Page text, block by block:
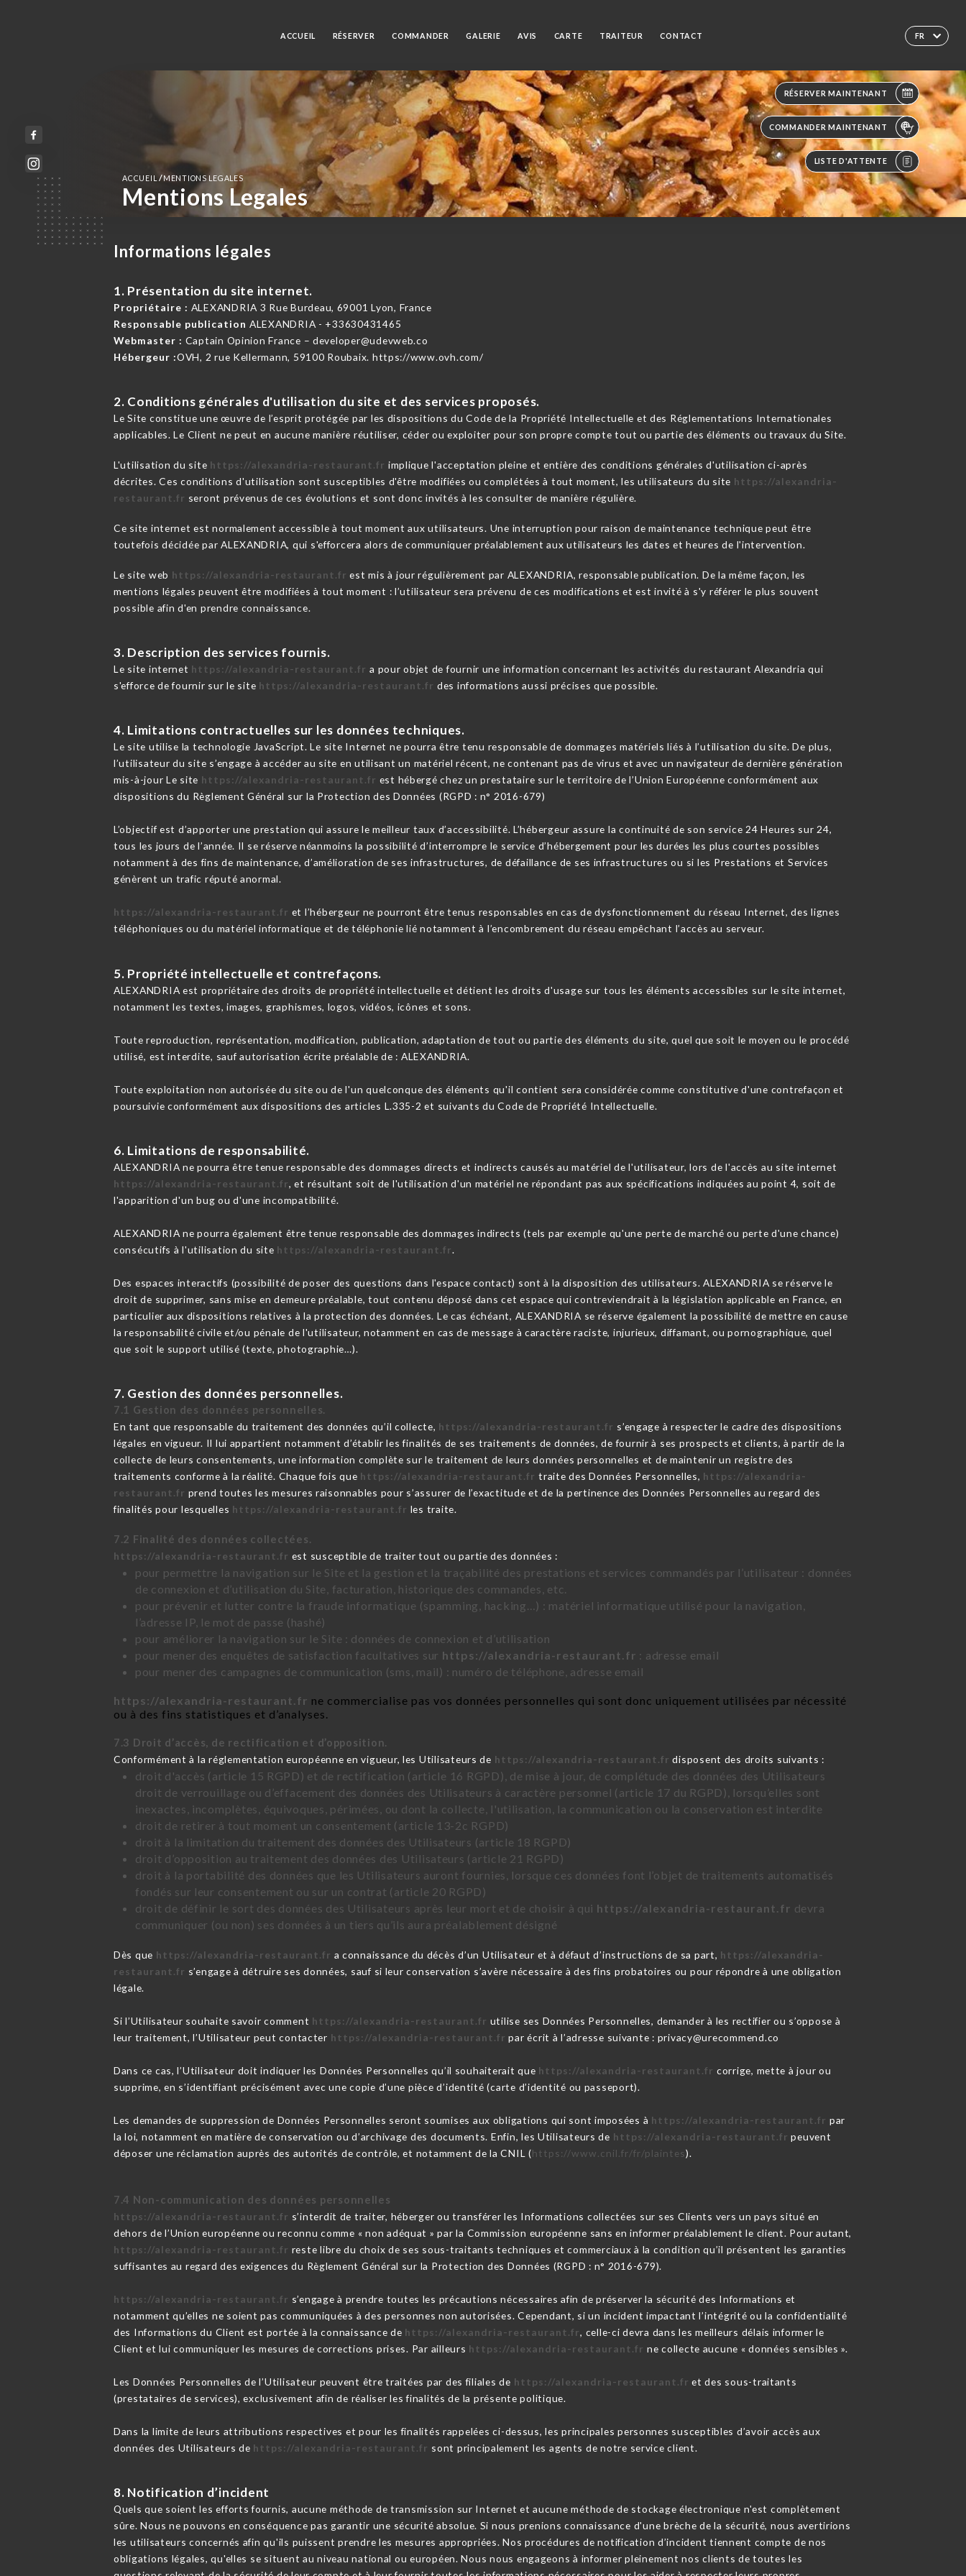
FR
ACCUEIL RÉSERVER COMMANDER GALERIE AVIS CARTE TRAITEUR CONTACT
RÉSERVER MAINTENANT
COMMANDER MAINTENANT
LISTE D'ATTENTE
ACCUEIL/MENTIONS LEGALES
Mentions Legales
Informations légales
1. Présentation du site internet.
Propriétaire : ALEXANDRIA 3 Rue Burdeau, 69001 Lyon, France
Responsable publication ALEXANDRIA - +33630431465
Webmaster : Captain Opinion France – developer@udevweb.co
Hébergeur :OVH, 2 rue Kellermann, 59100 Roubaix. https://www.ovh.com/
2. Conditions générales d'utilisation du site et des services proposés.
Le Site constitue une œuvre de l’esprit protégée par les dispositions du Code de la Propriété Intellectuelle et des Réglementations Internationales
applicables. Le Client ne peut en aucune manière réutiliser, céder ou exploiter pour son propre compte tout ou partie des éléments ou travaux du Site.
L'utilisation du site https://alexandria-restaurant.fr implique l'acceptation pleine et entière des conditions générales d'utilisation ci-après
décrites. Ces conditions d'utilisation sont susceptibles d'être modifiées ou complétées à tout moment, les utilisateurs du site https://alexandria-
restaurant.fr seront prévenus de ces évolutions et sont donc invités à les consulter de manière régulière.
Ce site internet est normalement accessible à tout moment aux utilisateurs. Une interruption pour raison de maintenance technique peut être
toutefois décidée par ALEXANDRIA, qui s'efforcera alors de communiquer préalablement aux utilisateurs les dates et heures de l'intervention.
Le site web https://alexandria-restaurant.fr est mis à jour régulièrement par ALEXANDRIA, responsable publication. De la même façon, les
mentions légales peuvent être modifiées à tout moment : l’utilisateur sera prévenu de ces modifications et est invité à s'y référer le plus souvent
possible afin d'en prendre connaissance.
3. Description des services fournis.
Le site internet https://alexandria-restaurant.fr a pour objet de fournir une information concernant les activités du restaurant Alexandria qui
s'efforce de fournir sur le site https://alexandria-restaurant.fr des informations aussi précises que possible.
4. Limitations contractuelles sur les données techniques.
Le site utilise la technologie JavaScript. Le site Internet ne pourra être tenu responsable de dommages matériels liés à l’utilisation du site. De plus,
l’utilisateur du site s’engage à accéder au site en utilisant un matériel récent, ne contenant pas de virus et avec un navigateur de dernière génération
mis-à-jour Le site https://alexandria-restaurant.fr est hébergé chez un prestataire sur le territoire de l’Union Européenne conformément aux
dispositions du Règlement Général sur la Protection des Données (RGPD : n° 2016-679)
L’objectif est d’apporter une prestation qui assure le meilleur taux d’accessibilité. L’hébergeur assure la continuité de son service 24 Heures sur 24,
tous les jours de l’année. Il se réserve néanmoins la possibilité d’interrompre le service d’hébergement pour les durées les plus courtes possibles
notamment à des fins de maintenance, d’amélioration de ses infrastructures, de défaillance de ses infrastructures ou si les Prestations et Services
génèrent un trafic réputé anormal.
https://alexandria-restaurant.fr et l’hébergeur ne pourront être tenus responsables en cas de dysfonctionnement du réseau Internet, des lignes
téléphoniques ou du matériel informatique et de téléphonie lié notamment à l’encombrement du réseau empêchant l’accès au serveur.
5. Propriété intellectuelle et contrefaçons.
ALEXANDRIA est propriétaire des droits de propriété intellectuelle et détient les droits d'usage sur tous les éléments accessibles sur le site internet,
notamment les textes, images, graphismes, logos, vidéos, icônes et sons.
Toute reproduction, représentation, modification, publication, adaptation de tout ou partie des éléments du site, quel que soit le moyen ou le procédé
utilisé, est interdite, sauf autorisation écrite préalable de : ALEXANDRIA.
Toute exploitation non autorisée du site ou de l'un quelconque des éléments qu'il contient sera considérée comme constitutive d'une contrefaçon et
poursuivie conformément aux dispositions des articles L.335-2 et suivants du Code de Propriété Intellectuelle.
6. Limitations de responsabilité.
ALEXANDRIA ne pourra être tenue responsable des dommages directs et indirects causés au matériel de l'utilisateur, lors de l'accès au site internet
https://alexandria-restaurant.fr, et résultant soit de l'utilisation d'un matériel ne répondant pas aux spécifications indiquées au point 4, soit de
l'apparition d'un bug ou d'une incompatibilité.
ALEXANDRIA ne pourra également être tenue responsable des dommages indirects (tels par exemple qu'une perte de marché ou perte d'une chance)
consécutifs à l'utilisation du site https://alexandria-restaurant.fr.
Des espaces interactifs (possibilité de poser des questions dans l'espace contact) sont à la disposition des utilisateurs. ALEXANDRIA se réserve le
droit de supprimer, sans mise en demeure préalable, tout contenu déposé dans cet espace qui contreviendrait à la législation applicable en France, en
particulier aux dispositions relatives à la protection des données. Le cas échéant, ALEXANDRIA se réserve également la possibilité de mettre en cause
la responsabilité civile et/ou pénale de l'utilisateur, notamment en cas de message à caractère raciste, injurieux, diffamant, ou pornographique, quel
que soit le support utilisé (texte, photographie…).
7. Gestion des données personnelles.
7.1 Gestion des données personnelles.
En tant que responsable du traitement des données qu’il collecte, https://alexandria-restaurant.fr s’engage à respecter le cadre des dispositions
légales en vigueur. Il lui appartient notamment d’établir les finalités de ses traitements de données, de fournir à ses prospects et clients, à partir de la
collecte de leurs consentements, une information complète sur le traitement de leurs données personnelles et de maintenir un registre des
traitements conforme à la réalité. Chaque fois que https://alexandria-restaurant.fr traite des Données Personnelles, https://alexandria-
restaurant.fr prend toutes les mesures raisonnables pour s’assurer de l’exactitude et de la pertinence des Données Personnelles au regard des
finalités pour lesquelles https://alexandria-restaurant.fr les traite.
7.2 Finalité des données collectées.
https://alexandria-restaurant.fr est susceptible de traiter tout ou partie des données :
pour permettre la navigation sur le Site et la gestion et la traçabilité des prestations et services commandés par l’utilisateur : données
de connexion et d’utilisation du Site, facturation, historique des commandes, etc.
pour prévenir et lutter contre la fraude informatique (spamming, hacking…) : matériel informatique utilisé pour la navigation,
l’adresse IP, le mot de passe (hashé)
pour améliorer la navigation sur le Site : données de connexion et d’utilisation
pour mener des enquêtes de satisfaction facultatives sur https://alexandria-restaurant.fr : adresse email
pour mener des campagnes de communication (sms, mail) : numéro de téléphone, adresse email
https://alexandria-restaurant.fr ne commercialise pas vos données personnelles qui sont donc uniquement utilisées par nécessité
ou à des fins statistiques et d’analyses.
7.3 Droit d’accès, de rectification et d’opposition.
Conformément à la réglementation européenne en vigueur, les Utilisateurs de https://alexandria-restaurant.fr disposent des droits suivants :
droit d'accès (article 15 RGPD) et de rectification (article 16 RGPD), de mise à jour, de complétude des données des Utilisateurs
droit de verrouillage ou d’effacement des données des Utilisateurs à caractère personnel (article 17 du RGPD), lorsqu’elles sont
inexactes, incomplètes, équivoques, périmées, ou dont la collecte, l'utilisation, la communication ou la conservation est interdite
droit de retirer à tout moment un consentement (article 13-2c RGPD)
droit à la limitation du traitement des données des Utilisateurs (article 18 RGPD)
droit d’opposition au traitement des données des Utilisateurs (article 21 RGPD)
droit à la portabilité des données que les Utilisateurs auront fournies, lorsque ces données font l’objet de traitements automatisés
fondés sur leur consentement ou sur un contrat (article 20 RGPD)
droit de définir le sort des données des Utilisateurs après leur mort et de choisir à qui https://alexandria-restaurant.fr devra
communiquer (ou non) ses données à un tiers qu’ils aura préalablement désigné
Dès que https://alexandria-restaurant.fr a connaissance du décès d’un Utilisateur et à défaut d’instructions de sa part, https://alexandria-
restaurant.fr s’engage à détruire ses données, sauf si leur conservation s’avère nécessaire à des fins probatoires ou pour répondre à une obligation
légale.
Si l’Utilisateur souhaite savoir comment https://alexandria-restaurant.fr utilise ses Données Personnelles, demander à les rectifier ou s’oppose à
leur traitement, l’Utilisateur peut contacter https://alexandria-restaurant.fr par écrit à l’adresse suivante : privacy@urecommend.co
Dans ce cas, l’Utilisateur doit indiquer les Données Personnelles qu’il souhaiterait que https://alexandria-restaurant.fr corrige, mette à jour ou
supprime, en s’identifiant précisément avec une copie d’une pièce d’identité (carte d’identité ou passeport).
Les demandes de suppression de Données Personnelles seront soumises aux obligations qui sont imposées à https://alexandria-restaurant.fr par
la loi, notamment en matière de conservation ou d’archivage des documents. Enfin, les Utilisateurs de https://alexandria-restaurant.fr peuvent
déposer une réclamation auprès des autorités de contrôle, et notamment de la CNIL (https://www.cnil.fr/fr/plaintes).
7.4 Non-communication des données personnelles
https://alexandria-restaurant.fr s’interdit de traiter, héberger ou transférer les Informations collectées sur ses Clients vers un pays situé en
dehors de l’Union européenne ou reconnu comme « non adéquat » par la Commission européenne sans en informer préalablement le client. Pour autant,
https://alexandria-restaurant.fr reste libre du choix de ses sous-traitants techniques et commerciaux à la condition qu’il présentent les garanties
suffisantes au regard des exigences du Règlement Général sur la Protection des Données (RGPD : n° 2016-679).
https://alexandria-restaurant.fr s’engage à prendre toutes les précautions nécessaires afin de préserver la sécurité des Informations et
notamment qu’elles ne soient pas communiquées à des personnes non autorisées. Cependant, si un incident impactant l’intégrité ou la confidentialité
des Informations du Client est portée à la connaissance de https://alexandria-restaurant.fr, celle-ci devra dans les meilleurs délais informer le
Client et lui communiquer les mesures de corrections prises. Par ailleurs https://alexandria-restaurant.fr ne collecte aucune « données sensibles ».
Les Données Personnelles de l’Utilisateur peuvent être traitées par des filiales de https://alexandria-restaurant.fr et des sous-traitants
(prestataires de services), exclusivement afin de réaliser les finalités de la présente politique.
Dans la limite de leurs attributions respectives et pour les finalités rappelées ci-dessus, les principales personnes susceptibles d’avoir accès aux
données des Utilisateurs de https://alexandria-restaurant.fr sont principalement les agents de notre service client.
8. Notification d’incident
Quels que soient les efforts fournis, aucune méthode de transmission sur Internet et aucune méthode de stockage électronique n'est complètement
sûre. Nous ne pouvons en conséquence pas garantir une sécurité absolue. Si nous prenions connaissance d'une brèche de la sécurité, nous avertirions
les utilisateurs concernés afin qu'ils puissent prendre les mesures appropriées. Nos procédures de notification d’incident tiennent compte de nos
obligations légales, qu'elles se situent au niveau national ou européen. Nous nous engageons à informer pleinement nos clients de toutes les